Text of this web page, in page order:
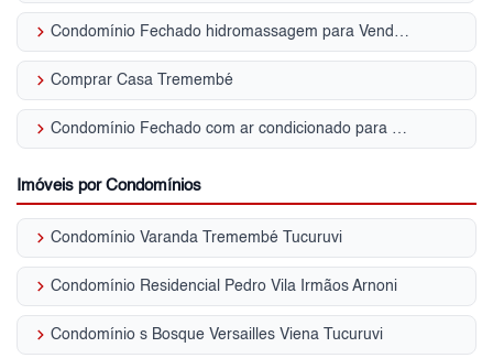
keyboard_arrow_right Condomínio Fechado hidromassagem para Venda | Tremembé
keyboard_arrow_right Comprar Casa Tremembé
keyboard_arrow_right Condomínio Fechado com ar condicionado para Venda | Tremembé
Imóveis por Condomínios
keyboard_arrow_right Condomínio Varanda Tremembé Tucuruvi
keyboard_arrow_right Condomínio Residencial Pedro Vila Irmãos Arnoni
keyboard_arrow_right Condomínio s Bosque Versailles Viena Tucuruvi